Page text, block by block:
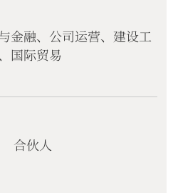
金融、公司运营、建设工
国际贸易
合伙人